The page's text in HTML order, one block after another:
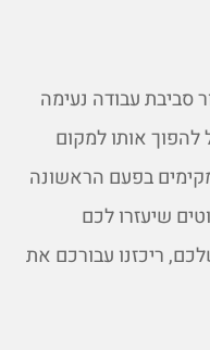
עבודה נעימה
להפוך אותו למקום
בפעם הראשונה
שיעזרו לכם
ריכזנו עבורכם את